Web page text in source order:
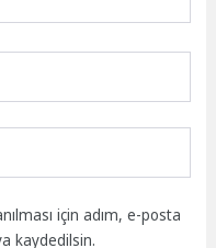
için adım, e-posta
kaydedilsin.